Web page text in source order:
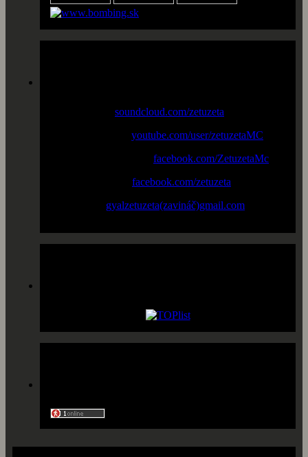
soundcloud.com/zetuzeta
youtube.com/user/zetuzetaMC
facebook.com/ZetuzetaMc
facebook.com/zetuzeta
gyalzetuzeta(zavináč)gmail.com